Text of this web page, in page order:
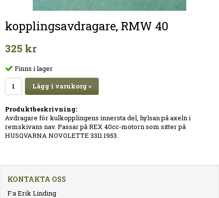
kopplingsavdragare, RMW 40
325 kr
Finns i lager
Lägg i varukorg »
Produktbeskrivning:
Avdragare för kulkopplingens innersta del, hylsan på axeln i
remskivans nav. Passar på REX 40cc-motorn som sitter på
HUSQVARNA NOVOLETTE 3311 1953.
KONTAKTA OSS
F:a Erik Linding